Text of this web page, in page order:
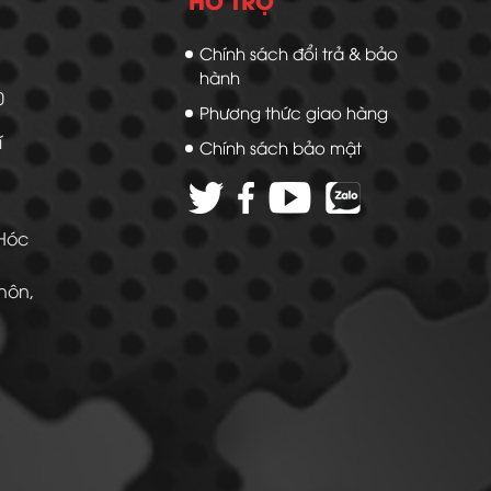
Chính sách đổi trả & bảo
hành
Phương thức giao hàng
Chính sách bảo mật